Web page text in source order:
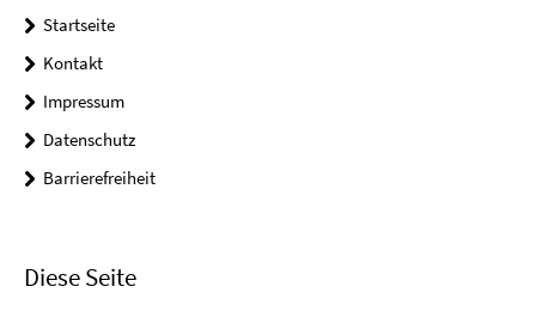
Startseite
Kontakt
Impressum
Datenschutz
Barrierefreiheit
Diese Seite